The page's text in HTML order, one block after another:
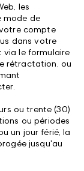
les
mode de
compte
dans votre
via le formulaire
rétractation, ou
ou trente (30)
ou périodes
un jour férié, la
jusqu'au